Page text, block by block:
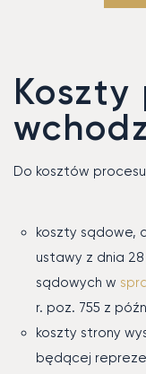
Koszty
Do kosztów
koszty sądowe,
ustawy z dnia
sądowych w
r. poz. 755 z
koszty strony
będącej